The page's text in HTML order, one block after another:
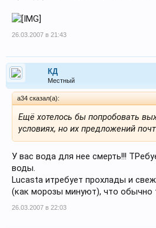
26.03.2007 в 21:43
КД
Местный
a34 сказал(а):
Ещё хотелось бы попробовать
условиях, но их предложений
У вас вода для нее смерть!!!
воды.
Lucasta итребует прохлады и
(как морозы минуют), что обычно
26.03.2007 в 22:03